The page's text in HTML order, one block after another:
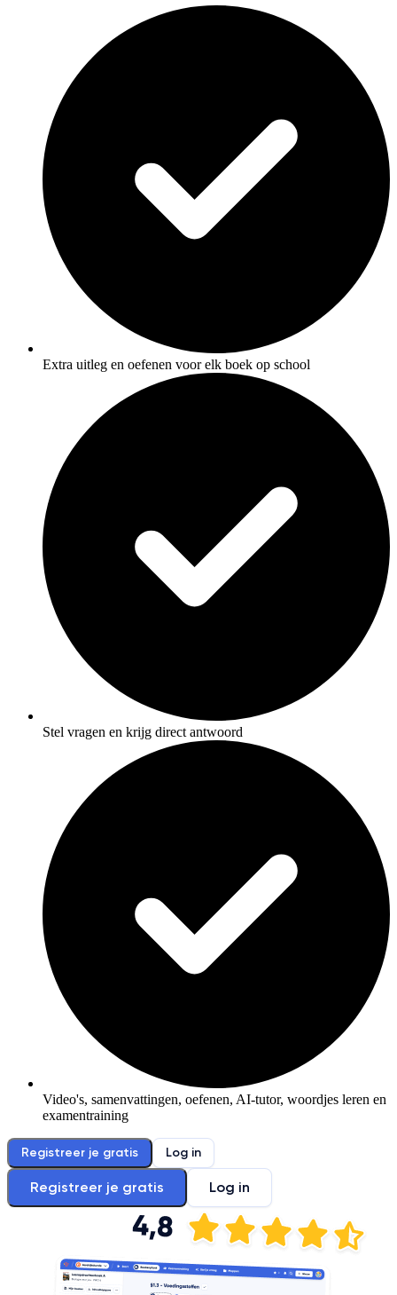
Extra uitleg en oefenen voor elk boek op school
Stel vragen en krijg direct antwoord
Video's, samenvattingen, oefenen, AI-tutor, woordjes leren en
examentraining
Registreer je gratis Log in
Registreer je gratis Log in